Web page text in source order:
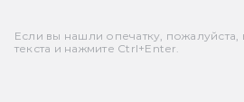
Если вы нашли опечатку,
текста и нажмите Ctrl+Enter.